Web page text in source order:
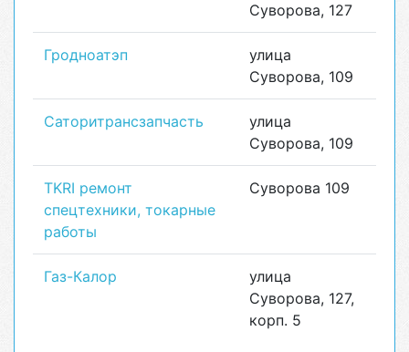
Суворова, 127
Гродноатэп
улица
Суворова, 109
Саторитрансзапчасть
улица
Суворова, 109
TKRI ремонт
спецтехники, токарные
работы
Суворова 109
Газ-Калор
улица
Суворова, 127,
корп. 5